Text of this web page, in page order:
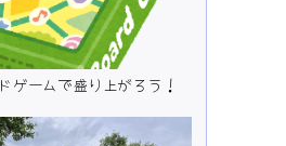
ゲームで盛り上がろう！